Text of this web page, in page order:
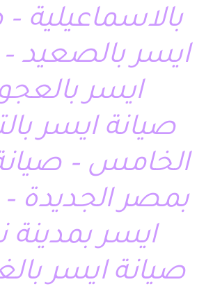
بالاسماعيلية
ايسر بالصعيد
ايسر
صيانة ايسر
الخامس –
بمصر الجديدة
ايسر بمدينة
صيانة ايسر